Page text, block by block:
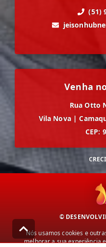
(51)
Venha
Rua Otto
Vila Nova |
CEP:
CRECI
©
Nós usamos cookies e
melhorar a sua experiência